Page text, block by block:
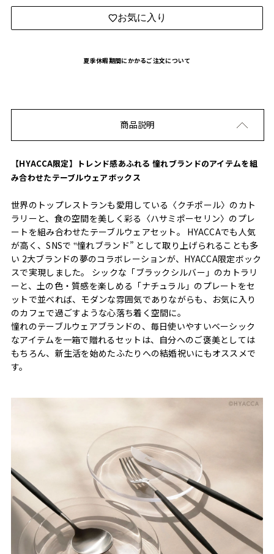
お気に入り
夏季休暇期間にかかるご注文について
商品説明
【HYACCA限定】トレンド感あふれる 憧れブランドのアイテムを組
み合わせたテーブルウェアボックス
世界のトップレストランも愛用している〈クチポール〉のカト
ラリーと、食の空間を美しく彩る〈ハサミポーセリン〉のプレ
ートを組み合わせたテーブルウェアセット。 HYACCAでも人気
が高く、SNSで ‟憧れブランド” として取り上げられることも多
い 2大ブランドの夢のコラボレーションが、HYACCA限定ボック
スで実現しました。 シックな「ブラックシルバー」のカトラリ
ーと、土の色・質感を楽しめる「ナチュラル」のプレートをセ
ットで並べれば、モダンな雰囲気でありながらも、お気に入り
のカフェで過ごすような心落ち着く空間に。
憧れのテーブルウェアブランドの、毎日使いやすいベーシック
なアイテムを一箱で贈れるセットは、自分へのご褒美としては
もちろん、新生活を始めたふたりへの結婚祝いにもオススメで
す。